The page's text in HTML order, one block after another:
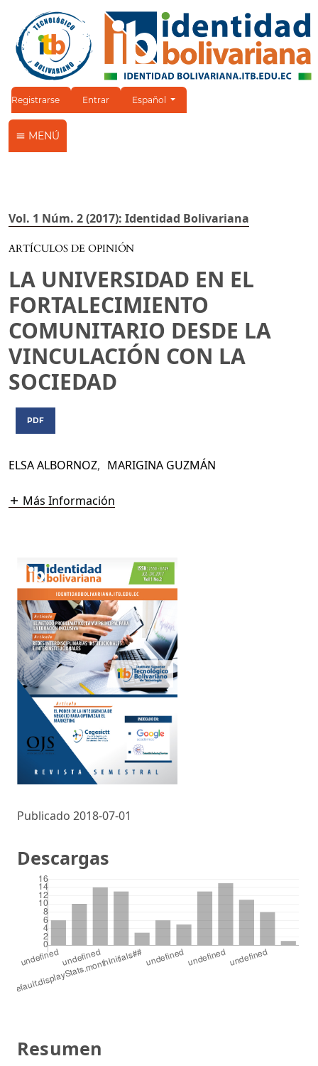
Registrarse Entrar Cambiar el idioma. El idioma actual es:
Español
MENÚ
Vol. 1 Núm. 2 (2017): Identidad Bolivariana
ARTÍCULOS DE OPINIÓN
LA UNIVERSIDAD EN EL
FORTALECIMIENTO
COMUNITARIO DESDE LA
VINCULACIÓN CON LA
SOCIEDAD
PDF
ELSA ALBORNOZ, MARIGINA GUZMÁN
Más Información
Publicado 2018-07-01
Resumen
Descargas